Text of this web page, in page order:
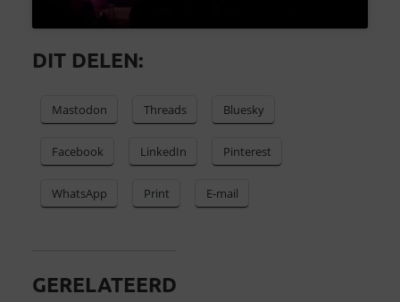
DIT DELEN:
Mastodon Threads Bluesky
Facebook LinkedIn Pinterest
WhatsApp Print E-mail
GERELATEERD